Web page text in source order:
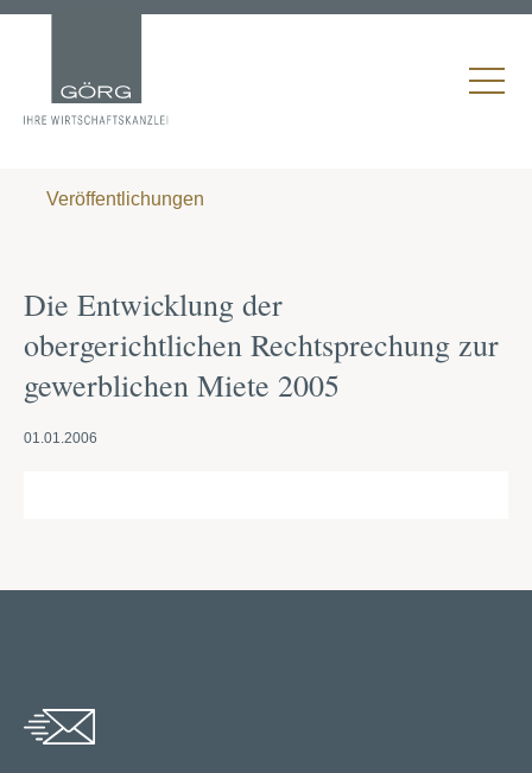
Veröffentlichungen
Die Entwicklung der
obergerichtlichen Rechtsprechung zur
gewerblichen Miete 2005
01.01.2006